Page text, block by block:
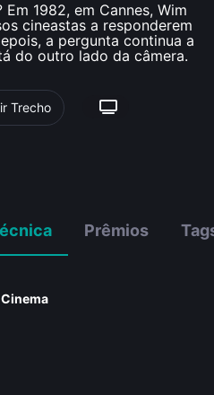
1982, em Cannes, Wim
cineastas a responderem
a pergunta continua a
do outro lado da câmera.
Trecho
Prêmios